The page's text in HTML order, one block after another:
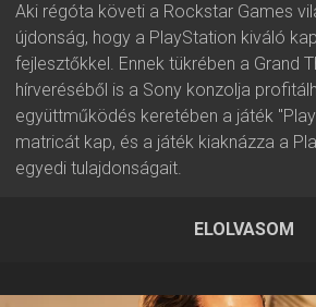
Aki régóta követi a Rockstar Games
újdonság, hogy a PlayStation kiváló
fejlesztőkkel. Ennek tükrében a Grand
hírveréséből is a Sony konzolja
együttműködés keretében a játék
matricát kap, és a játék kiaknázza a
egyedi tulajdonságait.
2026.06.24 20:21 ▪ Forrás:PlayStation
ELOLVASOM